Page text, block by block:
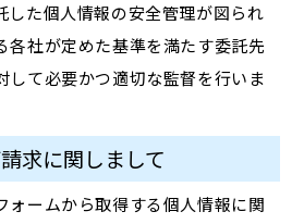
した個人情報の安全管理が図られ
各社が定めた基準を満たす委託先
して必要かつ適切な監督を行いま
求に関しまして
ォームから取得する個人情報に関